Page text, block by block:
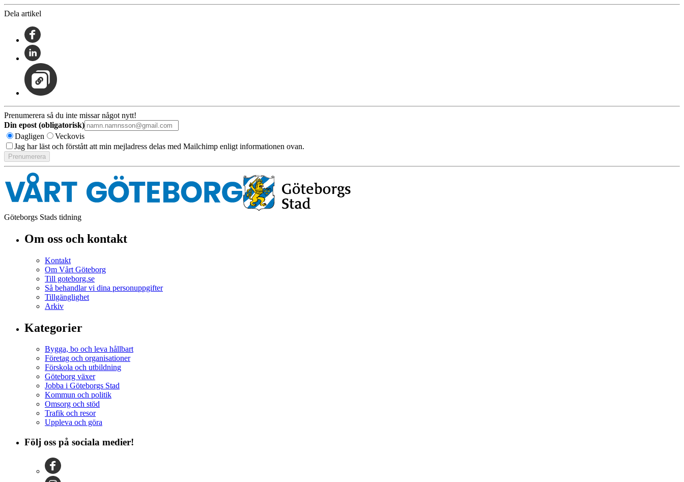
Dela artikel
Prenumerera så du inte missar något nytt!
Din epost (obligatorisk)
Dagligen
Veckovis
Jag har läst och förstått att min mejladress delas med Mailchimp enligt informationen ovan.
Göteborgs Stads tidning
Om oss och kontakt
Kontakt
Om Vårt Göteborg
Till goteborg.se
Så behandlar vi dina personuppgifter
Tillgänglighet
Arkiv
Kategorier
Bygga, bo och leva hållbart
Företag och organisationer
Förskola och utbildning
Göteborg växer
Jobba i Göteborgs Stad
Kommun och politik
Omsorg och stöd
Trafik och resor
Uppleva och göra
Följ oss på sociala medier!